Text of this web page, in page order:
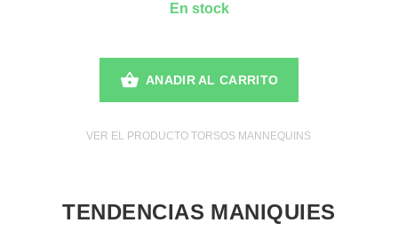
En stock
ANADIR AL CARRITO
VER EL PRODUCTO TORSOS MANNEQUINS
TENDENCIAS MANIQUIES